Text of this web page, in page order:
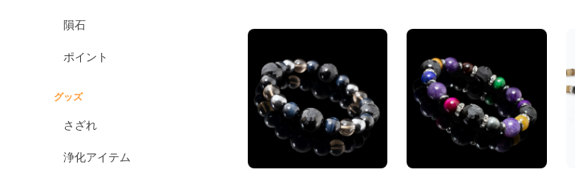
隕石
ポイント
グッズ
さざれ
浄化アイテム